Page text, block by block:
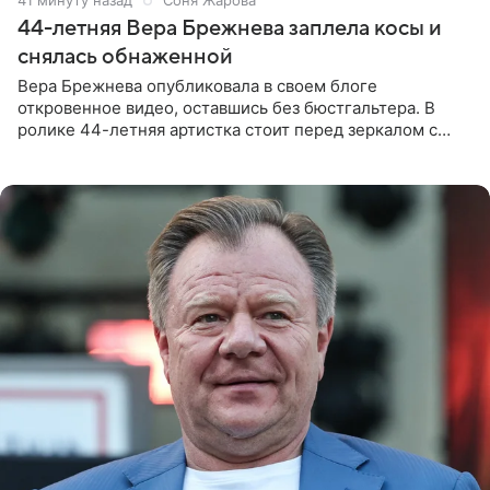
44-летняя Вера Брежнева заплела косы и
снялась обнаженной
Вера Брежнева опубликовала в своем блоге
откровенное видео, оставшись без бюстгальтера. В
ролике 44-летняя артистка стоит перед зеркалом с